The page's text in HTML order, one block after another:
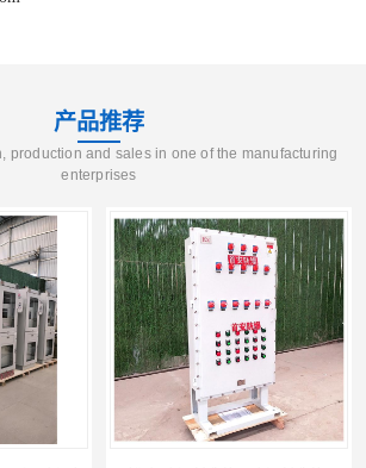
产品推荐
production and sales in one of the manufacturing
enterprises